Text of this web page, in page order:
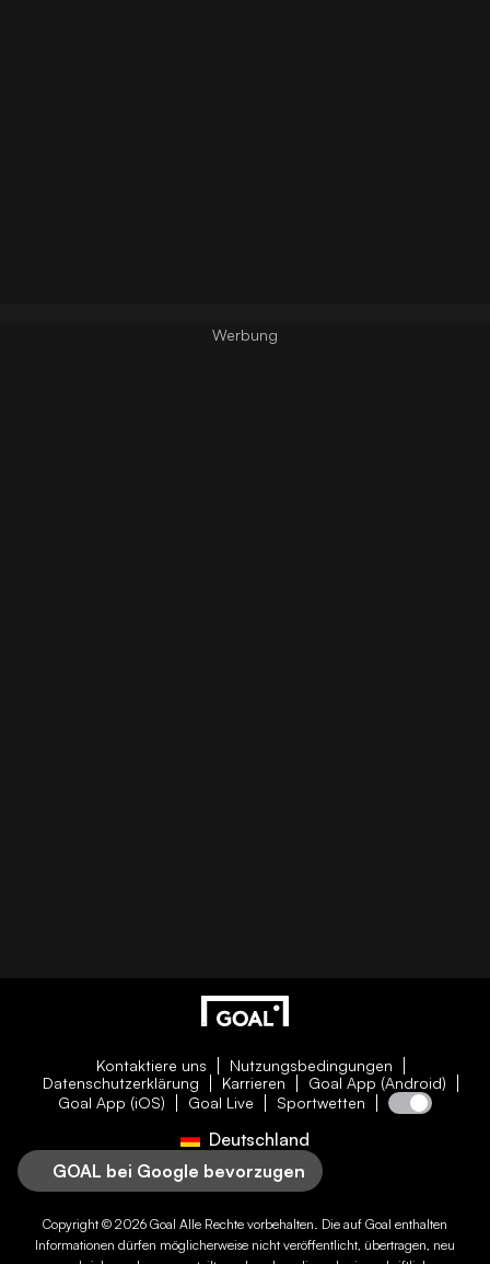
Kontaktiere uns
Nutzungsbedingungen
Datenschutzerklärung
Karrieren
Goal App (Android)
Goal App (iOS)
Goal Live Sportwetten
Deutschland
GOAL bei Google bevorzugen
Copyright © 2026 Goal Alle Rechte vorbehalten. Die auf Goal enthalten
Informationen dürfen möglicherweise nicht veröffentlicht, übertragen, neu